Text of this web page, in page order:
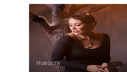
Новости